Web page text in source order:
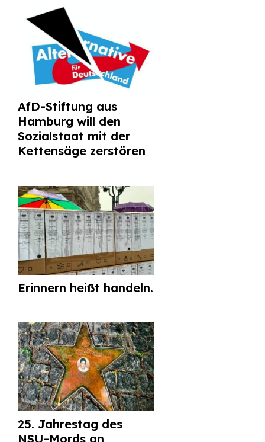
AfD-Stiftung aus
Hamburg will den
Sozialstaat mit der
Kettensäge zerstören
Erinnern heißt handeln.
25. Jahrestag des
NSU-Mords an